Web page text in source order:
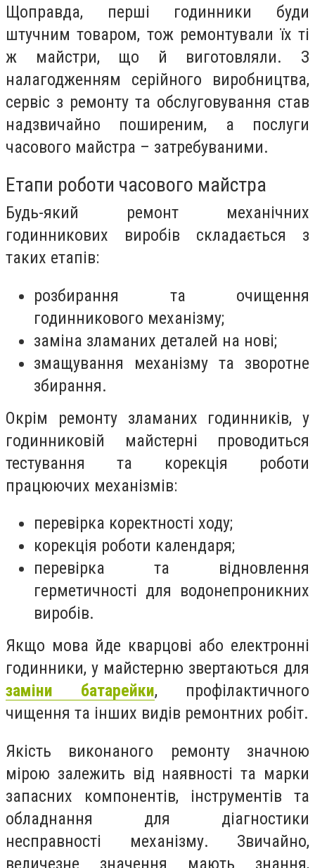
Щоправда, перші годинники буди
штучним товаром, тож ремонтували їх ті
ж майстри, що й виготовляли. З
налагодженням серійного виробництва,
сервіс з ремонту та обслуговування став
надзвичайно поширеним, а послуги
часового майстра – затребуваними.
Етапи роботи часового майстра
Будь-який ремонт механічних
годинникових виробів складається з
таких етапів:
розбирання та очищення
годинникового механізму;
заміна зламаних деталей на нові;
змащування механізму та зворотне
збирання.
Окрім ремонту зламаних годинників, у
годинниковій майстерні проводиться
тестування та корекція роботи
працюючих механізмів:
перевірка коректності ходу;
корекція роботи календаря;
перевірка та відновлення
герметичності для водонепроникних
виробів.
Якщо мова йде кварцові або електронні
годинники, у майстерню звертаються для
заміни батарейки, профілактичного
чищення та інших видів ремонтних робіт.
Якість виконаного ремонту значною
мірою залежить від наявності та марки
запасних компонентів, інструментів та
обладнання для діагностики
несправності механізму. Звичайно,
величезне значення мають знання,